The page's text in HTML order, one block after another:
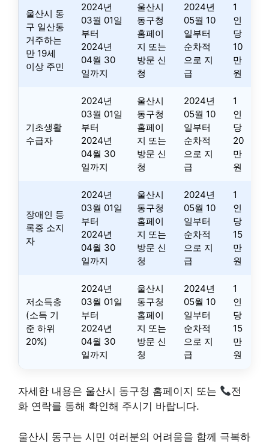
울산시 동
구 일산동
거주하는
만 19세
이상 주민
2024년
03월 01일
부터
2024년
04월 30
일까지
울산시
동구청
홈페이
지 또는
방문 신
청
2024년
05월 10
일부터
순차적
으로 지
급
1
인
당
10
만
원
기초생활
수급자
2024년
03월 01일
부터
2024년
04월 30
일까지
울산시
동구청
홈페이
지 또는
방문 신
청
2024년
05월 10
일부터
순차적
으로 지
급
1
인
당
20
만
원
장애인 등
록증 소지
자
2024년
03월 01일
부터
2024년
04월 30
일까지
울산시
동구청
홈페이
지 또는
방문 신
청
2024년
05월 10
일부터
순차적
으로 지
급
1
인
당
15
만
원
저소득층
(소득 기
준 하위
20%)
2024년
03월 01일
부터
2024년
04월 30
일까지
울산시
동구청
홈페이
지 또는
방문 신
청
2024년
05월 10
일부터
순차적
으로 지
급
1
인
당
15
만
원
자세한 내용은 울산시 동구청 홈페이지 또는
전
화 연락를 통해 확인해 주시기 바랍니다.
울산시 동구는 시민 여러분의 어려움을 함께 극복하